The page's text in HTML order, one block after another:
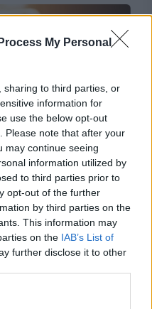
My Personal
sharing to third parties, or
information for
use the below opt-out
Please note that after your
may continue seeing
information utilized by
to third parties prior to
opt-out of the further
by third parties on the
This information may
on the IAB’s List of
further disclose it to other
nu trebuie să-l
de referință